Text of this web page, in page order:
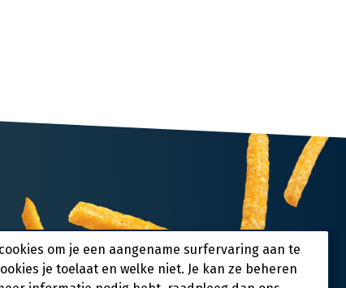
om je een aangename surfervaring aan te
je toelaat en welke niet. Je kan ze beheren